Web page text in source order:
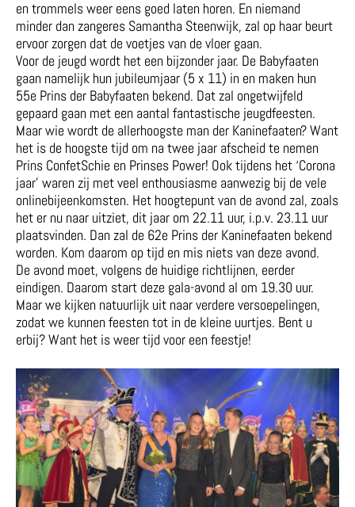
en trommels weer eens goed laten horen. En niemand
minder dan zangeres Samantha Steenwijk, zal op haar beurt
ervoor zorgen dat de voetjes van de vloer gaan.
Voor de jeugd wordt het een bijzonder jaar. De Babyfaaten
gaan namelijk hun jubileumjaar (5 x 11) in en maken hun
55e Prins der Babyfaaten bekend. Dat zal ongetwijfeld
gepaard gaan met een aantal fantastische jeugdfeesten.
Maar wie wordt de allerhoogste man der Kaninefaaten? Want
het is de hoogste tijd om na twee jaar afscheid te nemen
Prins ConfetSchie en Prinses Power! Ook tijdens het ‘Corona
jaar’ waren zij met veel enthousiasme aanwezig bij de vele
onlinebijeenkomsten. Het hoogtepunt van de avond zal, zoals
het er nu naar uitziet, dit jaar om 22.11 uur, i.p.v. 23.11 uur
plaatsvinden. Dan zal de 62e Prins der Kaninefaaten bekend
worden. Kom daarom op tijd en mis niets van deze avond.
De avond moet, volgens de huidige richtlijnen, eerder
eindigen. Daarom start deze gala-avond al om 19.30 uur.
Maar we kijken natuurlijk uit naar verdere versoepelingen,
zodat we kunnen feesten tot in de kleine uurtjes. Bent u
erbij? Want het is weer tijd voor een feestje!